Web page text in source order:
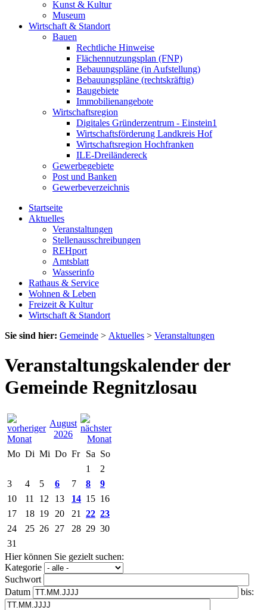
Kunst & Kultur
Museum
Wirtschaft & Standort
Bauen
Rechtliche Hinweise
Flächennutzungsplan (FNP)
Bebauungspläne (in Aufstellung)
Bebauungspläne (rechtskräftig)
Baugebiete
Immobilienangebote
Wirtschaftsregion
Digitales Gründerzentrum - Einstein1
Wirtschaftsförderung Landkreis Hof
Wirtschaftsregion Hochfranken
ILE-Dreiländereck
Gewerbegebiete
Post und Banken
Gewerbeverzeichnis
Startseite
Aktuelles
Veranstaltungen
Stellenausschreibungen
REHport
Amtsblatt
Wasserinfo
Rathaus & Service
Wohnen & Leben
Freizeit & Kultur
Wirtschaft & Standort
Sie sind hier: Gemeinde > Aktuelles > Veranstaltungen
Veranstaltungskalender der
Gemeinde Regnitzlosau
August
2026
Mo Di Mi Do Fr Sa So
1
2
3
4 5 6 7 8
9
10
11 12 13 14 15 16
17
18 19 20 21 22 23
24
25 26 27 28 29 30
31
Hier können Sie gezielt suchen:
Kategorie
Suchwort
Datum
bis: